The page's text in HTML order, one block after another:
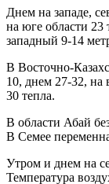
Днем на западе,
на юге области 23
западный 9-14
В Восточно-
10, днем 27-32, на
30 тепла.
В области Абай
В Семее
Утром и днем на
Температура